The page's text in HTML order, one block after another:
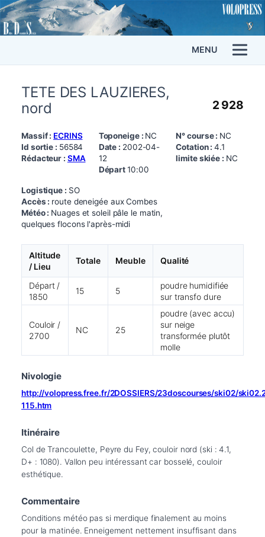
MENU
TETE DES LAUZIERES,
nord
2 928
Massif : ECRINS
Id sortie : 56584
Rédacteur : SMA
Toponeige : NC
Date : 2002-04-
12
Départ10:00
N° course : NC
Cotation :4.1
limite skiée : NC
Logistique : SO
Accès : route deneigée aux Combes
Météo : Nuages et soleil pâle le matin,
quelques flocons l'après-midi
Altitude
/ Lieu
Totale Meuble Qualité
Départ /
1850
15 5
poudre humidifiée
sur transfo dure
Couloir /
2700
NC 25
poudre (avec accu)
sur neige
transformée plutôt
molle
Nivologie
http://volopress.free.fr/2DOSSIERS/23doscourses/ski02/
115.htm
Itinéraire
Col de Trancoulette, Peyre du Fey, couloir nord (ski : 4.1,
D+ : 1080). Vallon peu intéressant car bosselé, couloir
esthétique.
Commentaire
Conditions météo pas si merdique finalement au moins
pour la matinée. Enneigement nettement insuffisant dans